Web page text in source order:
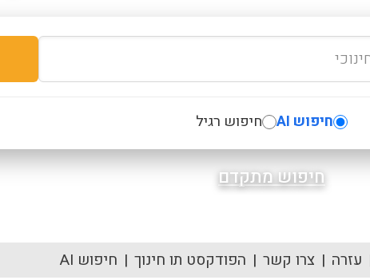
חיפוש AI חיפוש רגיל
חיפוש מתקדם
עזרה צרו קשר הפודקסט תו חינוך חיפוש AI